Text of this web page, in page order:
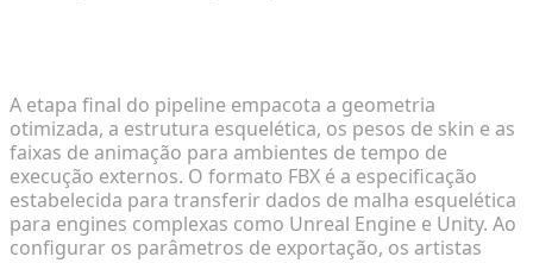
A etapa final do pipeline empacota a geometria
otimizada, a estrutura esquelética, os pesos de skin e as
faixas de animação para ambientes de tempo de
execução externos. O formato FBX é a especificação
estabelecida para transferir dados de malha esquelética
para engines complexas como Unreal Engine e Unity. Ao
configurar os parâmetros de exportação, os artistas